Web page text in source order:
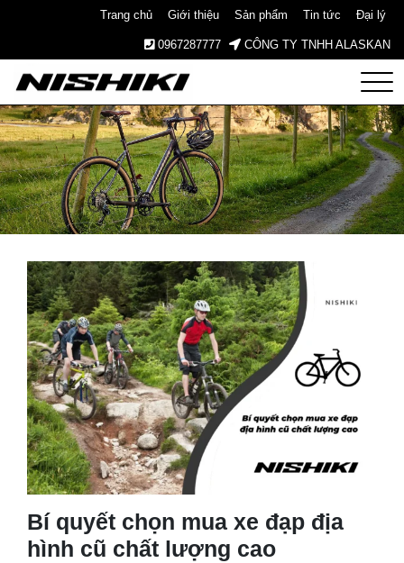
Trang chủ Giới thiệu Sản phẩm Tin tức Đại lý
0967287777 CÔNG TY TNHH ALASKAN
Nishiki
– Xe
Đạp
Nhật
Bản –
Since
1965
Bí quyết chọn mua xe đạp địa
hình cũ chất lượng cao